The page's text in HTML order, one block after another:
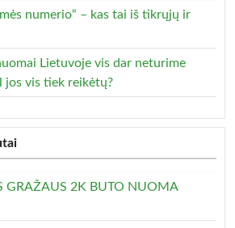
numerio“ – kas tai iš tikrųjų ir
Lietuvoje vis dar neturime
jos vis tiek reikėtų?
GRAŽAUS 2K BUTO NUOMA